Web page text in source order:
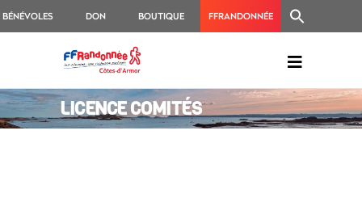
BÉNÉVOLES DON BOUTIQUE FFRANDONNÉE
LICENCE COMITÉS